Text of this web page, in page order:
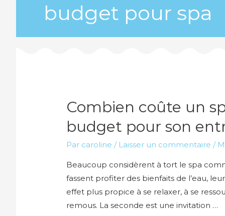
budget pour spa
Combien coûte un
budget pour son
Par caroline / Laisser un commentaire /
Beaucoup considèrent à tort le spa
fassent profiter des bienfaits de l’eau,
effet plus propice à se relaxer, à se
remous. La seconde est une invitation …